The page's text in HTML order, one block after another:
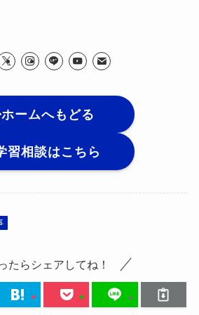
ホームへもどる
習相談はこちら
たらシェアしてね！